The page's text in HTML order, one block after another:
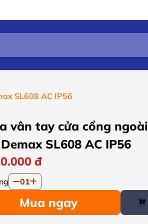
SL608 AC IP56
vân tay cửa cổng ngoài
SL608 AC IP56
đ
01
Mua ngay